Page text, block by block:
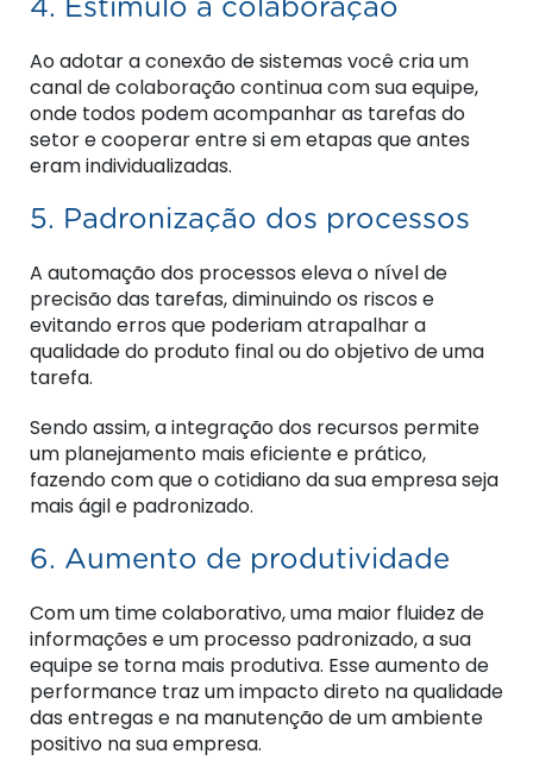
4. Estímulo à colaboração
Ao adotar a conexão de sistemas você cria um
canal de colaboração continua com sua equipe,
onde todos podem acompanhar as tarefas do
setor e cooperar entre si em etapas que antes
eram individualizadas.
5. Padronização dos processos
A automação dos processos eleva o nível de
precisão das tarefas, diminuindo os riscos e
evitando erros que poderiam atrapalhar a
qualidade do produto final ou do objetivo de uma
tarefa.
Sendo assim, a integração dos recursos permite
um planejamento mais eficiente e prático,
fazendo com que o cotidiano da sua empresa seja
mais ágil e padronizado.
6. Aumento de produtividade
Com um time colaborativo, uma maior fluidez de
informações e um processo padronizado, a sua
equipe se torna mais produtiva. Esse aumento de
performance traz um impacto direto na qualidade
das entregas e na manutenção de um ambiente
positivo na sua empresa.